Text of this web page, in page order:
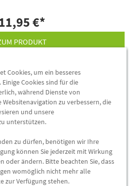
€*
PRODUKT
Cookies, um ein besseres
Cookies sind für die
während Dienste von
zu verbessern, die
und unsere
unterstützen.
zu dürfen, benötigen wir Ihre
können Sie jederzeit mit Wirkung
oder ändern. Bitte beachten Sie, dass
womöglich nicht mehr alle
zur Verfügung stehen.